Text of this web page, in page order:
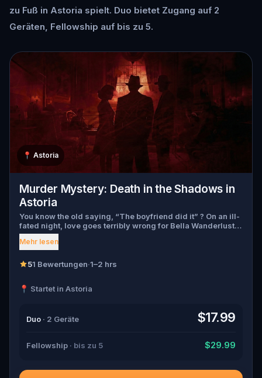
zu Fuß in Astoria spielt. Duo bietet Zugang auf 2
Geräten, Fellowship auf bis zu 5.
📍 Astoria
Murder Mystery: Death in the Shadows in
Astoria
You know the old saying, “The boyfriend did it” ? On an ill-
fated night, love goes terribly wrong for Bella Wanderlust
and Walter Bridges . Bella, a famous travel blogger, was
found dead during a ghost tour led by the theatrical Percy
Walter, the obsessed boyfriend? Percy, the ghost tour
suspects, and expose the real murderer before they strike
Mehr lesen
51 Bewertungen·1–2 hrs
📍 Startet in Astoria
Duo · 2 Geräte $17.99
Fellowship · bis zu 5 $29.99